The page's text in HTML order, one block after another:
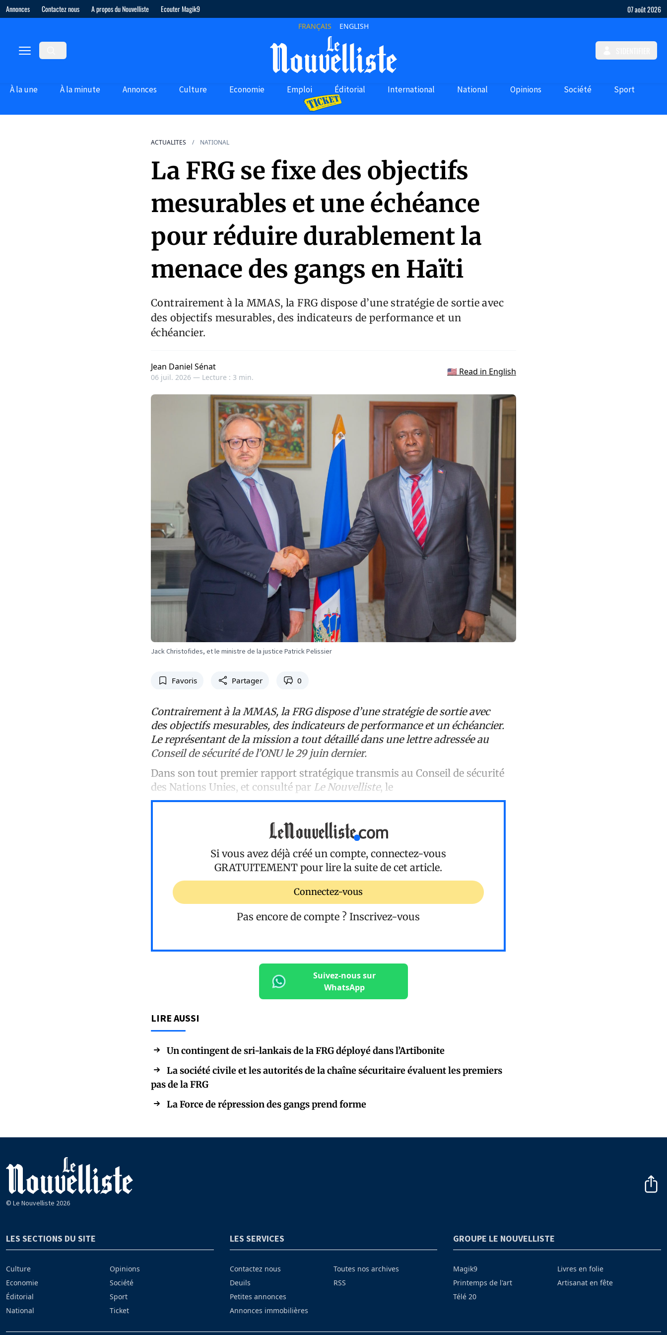
Annonces Contactez nous A propos du Nouvelliste Ecouter Magik9 07 août 2026
FRANÇAIS ENGLISH
À la une À la minute Annonces Culture Economie Emploi Éditorial International National Opinions Société Sport
ACTUALITES NATIONAL
La FRG se fixe des objectifs
mesurables et une échéance
pour réduire durablement la
menace des gangs en Haïti
Contrairement à la MMAS, la FRG dispose d’une stratégie de sortie avec
des objectifs mesurables, des indicateurs de performance et un
échéancier.
Jean Daniel Sénat
06 juil. 2026 — Lecture : 3 min.
🇺🇸 Read in English
Jack Christofides, et le ministre de la justice Patrick Pelissier
Favoris Partager 0
Contrairement à la MMAS, la FRG dispose d’une stratégie de sortie avec
des objectifs mesurables, des indicateurs de performance et un échéancier.
Le représentant de la mission a tout détaillé dans une lettre adressée au
Conseil de sécurité de l’ONU le 29 juin dernier.
Dans son tout premier rapport stratégique transmis au Conseil de sécurité
des Nations Unies, et consulté par Le Nouvelliste, le
Si vous avez déjà créé un compte, connectez-vous
GRATUITEMENT pour lire la suite de cet article.
Connectez-vous
Pas encore de compte ? Inscrivez-vous
Suivez-nous sur
WhatsApp
LIRE AUSSI
Un contingent de sri-lankais de la FRG déployé dans l’Artibonite
La société civile et les autorités de la chaîne sécuritaire évaluent les premiers
pas de la FRG
La Force de répression des gangs prend forme
© Le Nouvelliste 2026
LES SECTIONS DU SITE
Culture
Economie
Éditorial
National
Opinions
Société
Sport
Ticket
LES SERVICES
Contactez nous
Deuils
Petites annonces
Annonces immobilières
Toutes nos archives
RSS
GROUPE LE NOUVELLISTE
Magik9
Printemps de l'art
Télé 20
Livres en folie
Artisanat en fête